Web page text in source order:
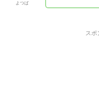
よつば
スポ